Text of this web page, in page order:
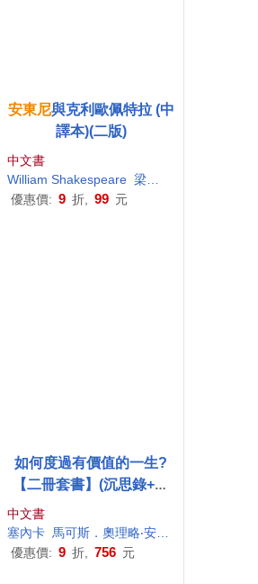
安東尼與克利歐佩特拉 (中
譯本)(二版)
中文書
William Shakespeare 梁實秋
優惠價: 9 折, 99 元
如何度過有價值的一生?
【二冊套書】(沉思錄+論
中文書
塞內卡 馬可斯．奧理略‧安東尼
優惠價: 9 折, 756 元